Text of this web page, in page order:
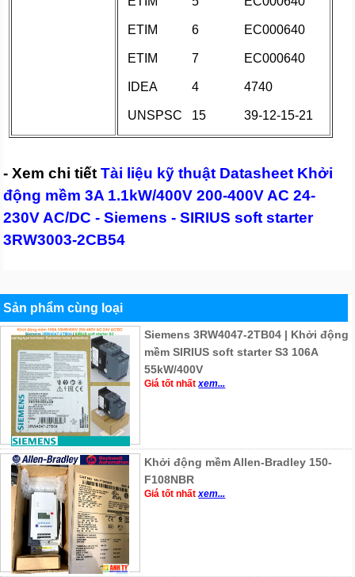
ETIM 6 EC000640
ETIM 7 EC000640
IDEA 4 4740
UNSPSC 15 39-12-15-21
- Xem chi tiếtTài liệu kỹ thuật Datasheet Khởi
động mềm 3A 1.1kW/400V 200-400V AC 24-
230V AC/DC - Siemens - SIRIUS soft starter
3RW3003-2CB54
Sản phẩm cùng loại
Siemens 3RW4047-2TB04 | Khởi động
mềm SIRIUS soft starter S3 106A
55kW/400V
Giá tốt nhấtxem...
Khởi động mềm Allen-Bradley 150-
F108NBR
Giá tốt nhấtxem...